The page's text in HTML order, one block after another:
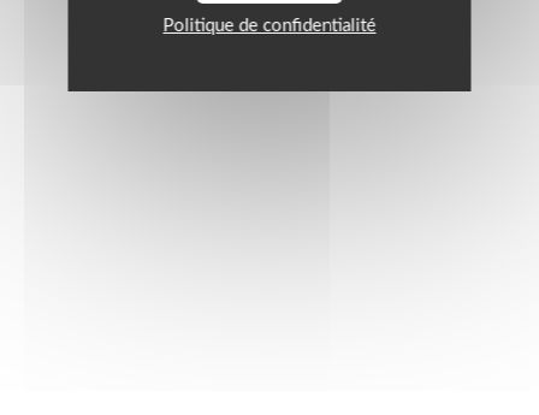
Politique de confidentialité